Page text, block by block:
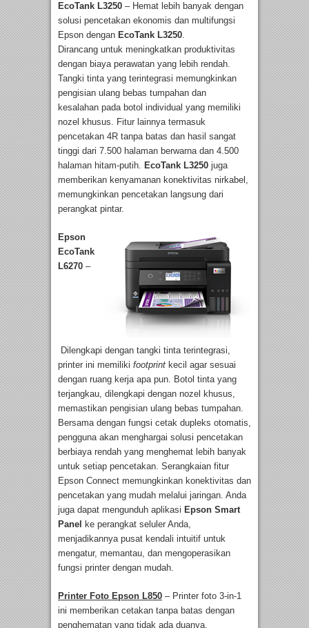
EcoTank L3250 – Hemat lebih banyak dengan
solusi pencetakan ekonomis dan multifungsi
Epson dengan EcoTank L3250.
Dirancang untuk meningkatkan produktivitas
dengan biaya perawatan yang lebih rendah.
Tangki tinta yang terintegrasi memungkinkan
pengisian ulang bebas tumpahan dan
kesalahan pada botol individual yang memiliki
nozel khusus. Fitur lainnya termasuk
pencetakan 4R tanpa batas dan hasil sangat
tinggi dari 7.500 halaman berwarna dan 4.500
halaman hitam-putih. EcoTank L3250 juga
memberikan kenyamanan konektivitas nirkabel,
memungkinkan pencetakan langsung dari
perangkat pintar.
Epson
EcoTank
L6270 –
Dilengkapi dengan tangki tinta terintegrasi,
printer ini memiliki footprint kecil agar sesuai
dengan ruang kerja apa pun. Botol tinta yang
terjangkau, dilengkapi dengan nozel khusus,
memastikan pengisian ulang bebas tumpahan.
Bersama dengan fungsi cetak dupleks otomatis,
pengguna akan menghargai solusi pencetakan
berbiaya rendah yang menghemat lebih banyak
untuk setiap pencetakan. Serangkaian fitur
Epson Connect memungkinkan konektivitas dan
pencetakan yang mudah melalui jaringan. Anda
juga dapat mengunduh aplikasi Epson Smart
Panel
ke perangkat seluler Anda,
menjadikannya pusat kendali intuitif untuk
mengatur, memantau, dan mengoperasikan
fungsi printer dengan mudah.
Printer Foto Epson L850 – Printer foto 3-in-1
ini memberikan cetakan tanpa batas dengan
penghematan yang tidak ada duanya.